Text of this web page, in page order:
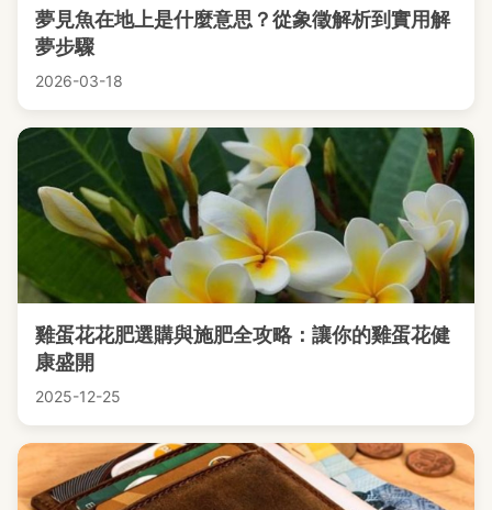
夢見魚在地上是什麼意思？從象徵解析到實用解
夢步驟
2026-03-18
雞蛋花花肥選購與施肥全攻略：讓你的雞蛋花健
康盛開
2025-12-25